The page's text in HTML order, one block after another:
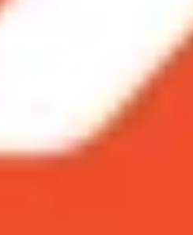
dùng đã có thể gom lúa
người dùng đã có
sự quan tâm từ phía người